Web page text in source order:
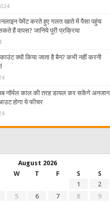
पेमेंट करते हुए गलत खाते में पैसा पहुंच
हैं वापस? जानिये पूरी प्रक्रिया
क्यों किया जाता है बैन? कभी नहीं करनी
नॉर्मल काल की तरह डायल कर सकेंगे अनजान
होगा ये फीचर
August 2026
W T F S
S
1
2
5 6 7 8
9